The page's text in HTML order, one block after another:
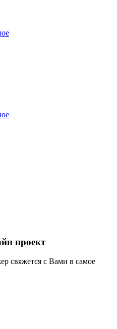
проект
свяжется с Вами в самое